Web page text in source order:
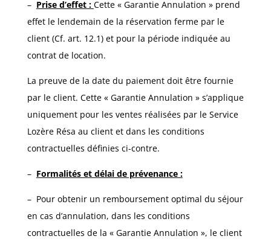
– Prise d’effet : Cette « Garantie Annulation » prend
effet le lendemain de la réservation ferme par le
client (Cf. art. 12.1) et pour la période indiquée au
contrat de location.
La preuve de la date du paiement doit être fournie
par le client. Cette « Garantie Annulation » s’applique
uniquement pour les ventes réalisées par le Service
Lozère Résa au client et dans les conditions
contractuelles définies ci-contre.
– Formalités et délai de prévenance :
– Pour obtenir un remboursement optimal du séjour
en cas d’annulation, dans les conditions
contractuelles de la « Garantie Annulation », le client